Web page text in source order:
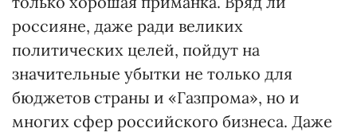
россияне, даже ради великих
политических целей, пойдут на
значительные убытки не только для
бюджетов страны и «Газпрома», но и
многих сфер российского бизнеса. Даже